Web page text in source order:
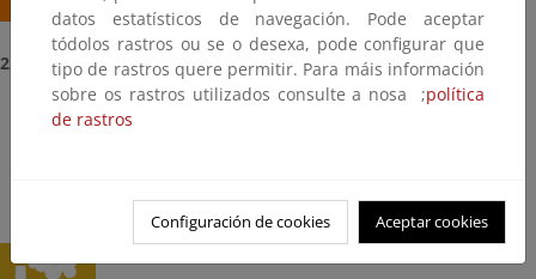
2.7
Energía
Intensidad de energía primaria
Ecoeficiencia en el sector energético
datos estatísticos de navegación. Pode aceptar
tódolos rastros ou se o desexa, pode configurar que
tipo de rastros quere permitir. Para máis información
sobre os rastros utilizados consulte a nosa ;política
de rastros
Configuración de cookies Aceptar cookies